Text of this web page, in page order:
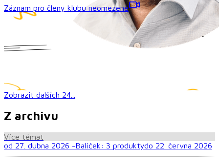
Záznam pro členy klubu neomezeně
Zobrazit dalších 24
Z archivu
Více témat
od 27. dubna 2026 -Balíček: 3 produktydo 22. června 2026